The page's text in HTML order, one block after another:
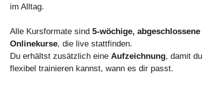
im Alltag.
Alle Kursformate sind 5-wöchige, abgeschlossene
Onlinekurse, die live stattfinden.
Du erhältst zusätzlich eine Aufzeichnung, damit du
flexibel trainieren kannst, wann es dir passt.